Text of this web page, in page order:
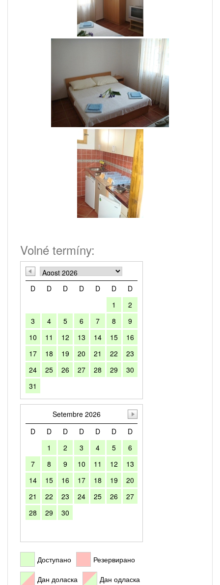
Volné termíny:
D D D D D D
D
1
2
3
4 5 6 7 8
9
10
11 12 13 14 15
16
17
18 19 20 21 22
23
24
25 26 27 28 29
30
31
Setembre 2026
D
D D D D D
D
1
2 3 4 5
6
7
8 9 10 11 12
13
14
15 16 17 18 19
20
21
22 23 24 25 26
27
28
29 30
Доступано
Резервирано
Дан доласка
Дан одласка